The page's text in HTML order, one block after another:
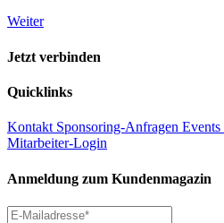
Weiter
Jetzt verbinden
Quicklinks
Kontakt Sponsoring-Anfragen Events
Mitarbeiter-Login
Anmeldung zum Kundenmagazin